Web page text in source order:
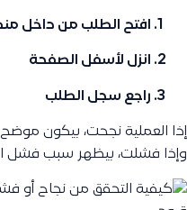
افتح الطلب من داخل
انزل لأسفل الصفحة
راجع سجل الطلب
إذا العملية نجحت، بيكون
وإذا فشلت، بيظهر سبب فشل